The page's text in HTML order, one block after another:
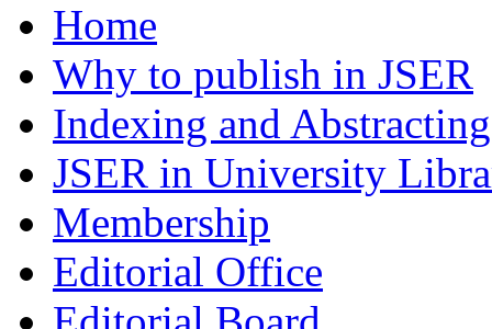
Home
Why to publish in JSER
Indexing and Abstracting
JSER in University
Membership
Editorial Office